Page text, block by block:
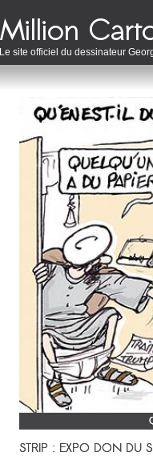
Le site officiel du dessinateur
STRIP : EXPO DON DU